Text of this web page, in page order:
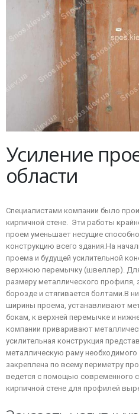
Усиление
области
Специалистами компании было
кирпичной стене. Эти работы
проем уменьшает несущие
конструкцию всего здания. На
проема и будущей усилительной
верхнюю перемычку (швеллер).
размеру металлического профиля,
борозде и стягивается болтами. В
ширины проема, устанавливают
бокам, к верхней перемычке и
компании приваривают
усилительная конструкция
металлическую раму
закреплена по всему периметру
ведется с помощью современного
кирпичной стене для профилей